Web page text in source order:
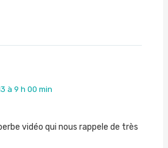
à 9 h 00 min
vidéo qui nous rappele de très